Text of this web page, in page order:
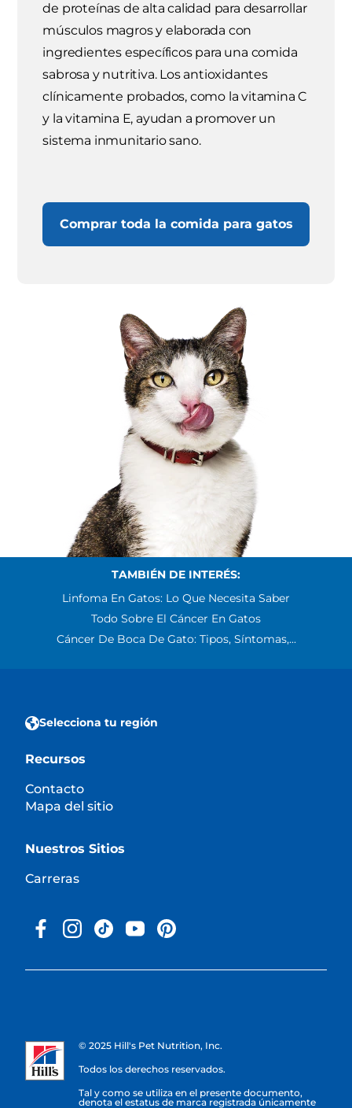
de proteínas de alta calidad para desarrollar
músculos magros y elaborada con
ingredientes específicos para una comida
sabrosa y nutritiva. Los antioxidantes
clínicamente probados, como la vitamina C
y la vitamina E, ayudan a promover un
sistema inmunitario sano.
Comprar toda la comida para gatos
TAMBIÉN DE INTERÉS:
Linfoma En Gatos: Lo Que Necesita Saber
Todo Sobre El Cáncer En Gatos
Cáncer De Boca De Gato: Tipos, Síntomas,...
Selecciona tu región
Recursos
Contacto
Mapa del sitio
Nuestros Sitios
Carreras
© 2025 Hill's Pet Nutrition, Inc.
Todos los derechos reservados.
Tal y como se utiliza en el presente documento,
denota el estatus de marca registrada únicamente